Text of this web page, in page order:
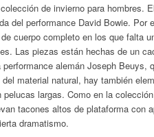
de invierno para hombres.
del performance David Bowie. Por
cuerpo completo en los que falta
Las piezas están hechas de un
alemán Joseph Beuys,
material natural, hay también
largas. Como en la
tacones altos de plataforma con
dramatismo.